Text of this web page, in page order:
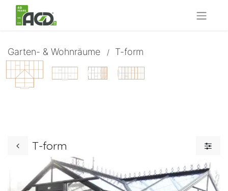
Garten- & Wohnräume / T-form
T-form